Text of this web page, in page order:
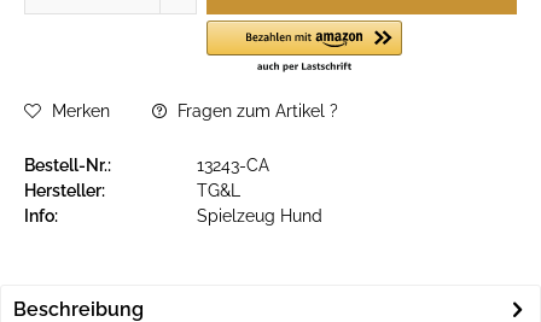
Merken Fragen zum Artikel ?
Bestell-Nr.:
13243-CA
Hersteller:
TG&L
Info:
Spielzeug Hund
Beschreibung